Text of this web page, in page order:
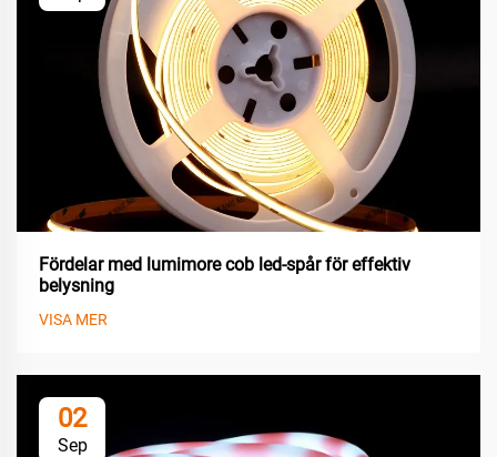
Fördelar med lumimore cob led-spår för effektiv
belysning
VISA MER
02
Sep